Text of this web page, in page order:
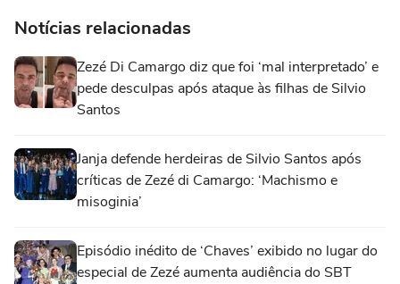
Notícias relacionadas
Zezé Di Camargo diz que foi ‘mal interpretado’ e
pede desculpas após ataque às filhas de Silvio
Santos
Janja defende herdeiras de Silvio Santos após
críticas de Zezé di Camargo: ‘Machismo e
misoginia’
Episódio inédito de ‘Chaves’ exibido no lugar do
especial de Zezé aumenta audiência do SBT